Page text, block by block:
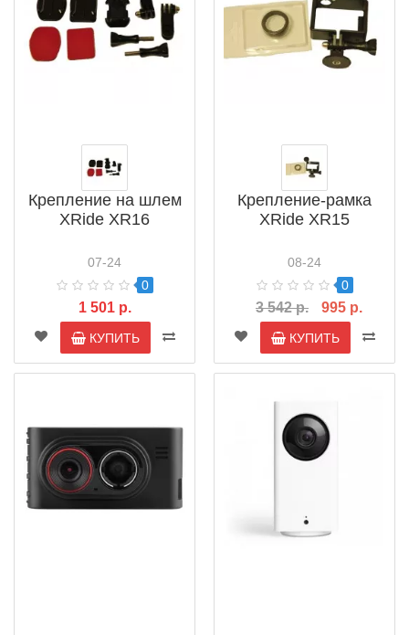
Крепление на шлем
XRide XR16
07-24
0
1 501 р.
КУПИТЬ
Крепление-рамка
XRide XR15
08-24
0
3 542 р. 995 р.
КУПИТЬ